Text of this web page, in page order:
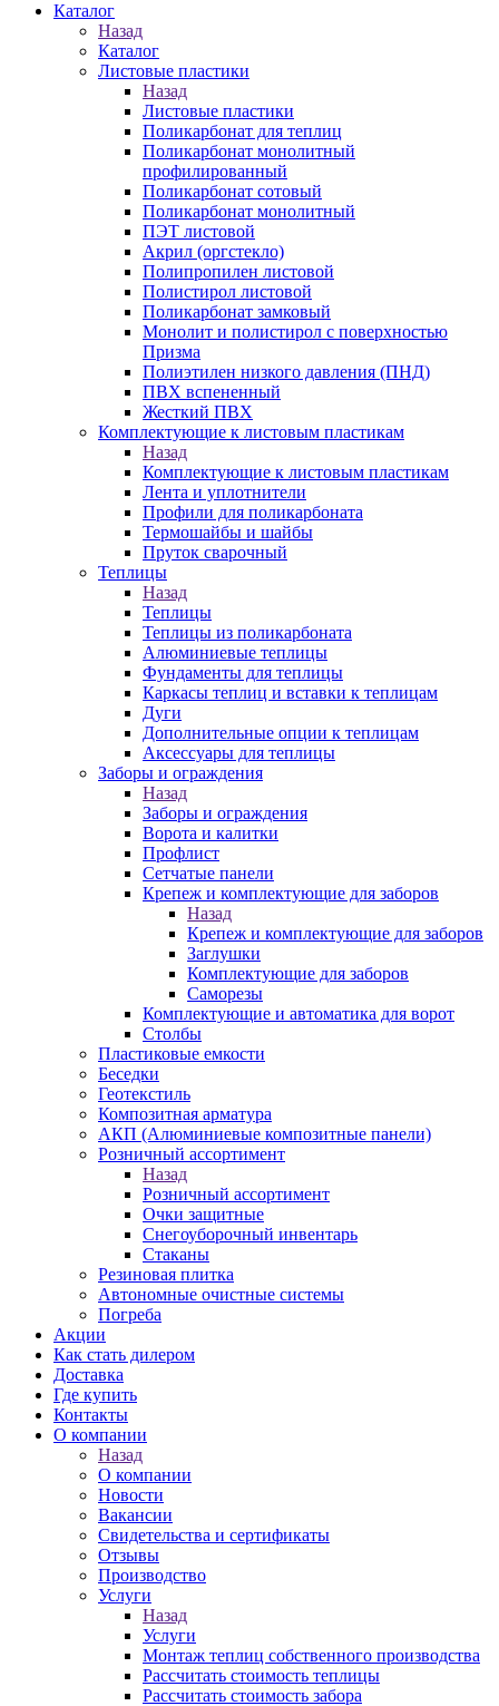
Каталог
Назад
Каталог
Листовые пластики
Назад
Листовые пластики
Поликарбонат для теплиц
Поликарбонат монолитный
профилированный
Поликарбонат сотовый
Поликарбонат монолитный
ПЭТ листовой
Акрил (оргстекло)
Полипропилен листовой
Полистирол листовой
Поликарбонат замковый
Монолит и полистирол с поверхностью
Призма
Полиэтилен низкого давления (ПНД)
ПВХ вспененный
Жесткий ПВХ
Комплектующие к листовым пластикам
Назад
Комплектующие к листовым пластикам
Лента и уплотнители
Профили для поликарбоната
Термошайбы и шайбы
Пруток сварочный
Теплицы
Назад
Теплицы
Теплицы из поликарбоната
Алюминиевые теплицы
Фундаменты для теплицы
Каркасы теплиц и вставки к теплицам
Дуги
Дополнительные опции к теплицам
Аксессуары для теплицы
Заборы и ограждения
Назад
Заборы и ограждения
Ворота и калитки
Профлист
Сетчатые панели
Крепеж и комплектующие для заборов
Назад
Крепеж и комплектующие для заборов
Заглушки
Комплектующие для заборов
Саморезы
Комплектующие и автоматика для ворот
Столбы
Пластиковые емкости
Беседки
Геотекстиль
Композитная арматура
АКП (Алюминиевые композитные панели)
Розничный ассортимент
Назад
Розничный ассортимент
Очки защитные
Снегоуборочный инвентарь
Стаканы
Резиновая плитка
Автономные очистные системы
Погреба
Акции
Как стать дилером
Доставка
Где купить
Контакты
О компании
Назад
О компании
Новости
Вакансии
Свидетельства и сертификаты
Отзывы
Производство
Услуги
Назад
Услуги
Монтаж теплиц собственного производства
Рассчитать стоимость теплицы
Рассчитать стоимость забора